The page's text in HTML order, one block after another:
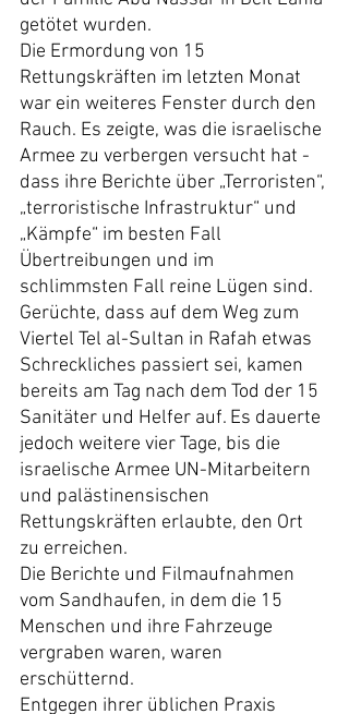
getötet wurden.
Die Ermordung von 15
Rettungskräften im letzten Monat
war ein weiteres Fenster durch den
Rauch. Es zeigte, was die israelische
Armee zu verbergen versucht hat -
dass ihre Berichte über „Terroristen“,
„terroristische Infrastruktur“ und
„Kämpfe“ im besten Fall
Übertreibungen und im
schlimmsten Fall reine Lügen sind.
Gerüchte, dass auf dem Weg zum
Viertel Tel al-Sultan in Rafah etwas
Schreckliches passiert sei, kamen
bereits am Tag nach dem Tod der 15
Sanitäter und Helfer auf. Es dauerte
jedoch weitere vier Tage, bis die
israelische Armee UN-Mitarbeitern
und palästinensischen
Rettungskräften erlaubte, den Ort
zu erreichen.
Die Berichte und Filmaufnahmen
vom Sandhaufen, in dem die 15
Menschen und ihre Fahrzeuge
vergraben waren, waren
erschütternd.
Entgegen ihrer üblichen Praxis